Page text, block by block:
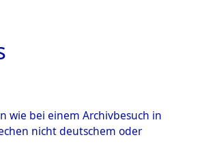
wie bei einem Archivbesuch in
nicht deutschem oder